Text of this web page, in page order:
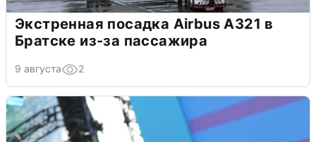
Экстренная посадка Airbus A321 в
Братске из-за пассажира
9 августа 2